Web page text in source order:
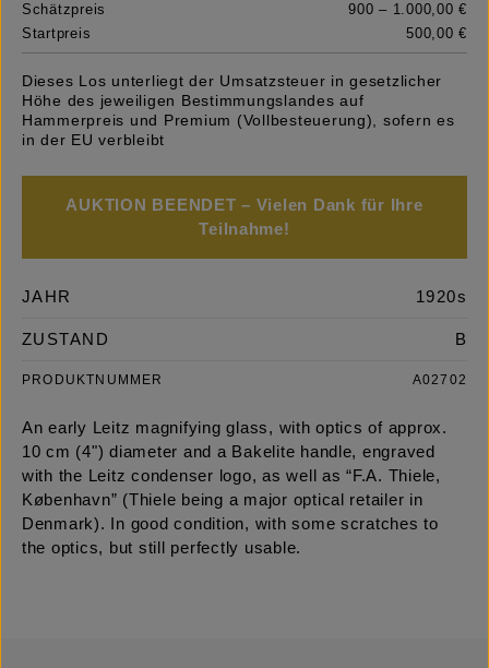
Schätzpreis
900 – 1.000,00 €
Startpreis
500,00 €
Dieses Los unterliegt der Umsatzsteuer in gesetzlicher
Höhe des jeweiligen Bestimmungslandes auf
Hammerpreis und Premium (Vollbesteuerung), sofern es
in der EU verbleibt
AUKTION BEENDET – Vielen Dank für Ihre
Teilnahme!
JAHR 1920s
ZUSTAND B
PRODUKTNUMMER A02702
An early Leitz magnifying glass, with optics of approx.
10 cm (4") diameter and a Bakelite handle, engraved
with the Leitz condenser logo, as well as “F.A. Thiele,
København” (Thiele being a major optical retailer in
Denmark). In good condition, with some scratches to
the optics, but still perfectly usable.